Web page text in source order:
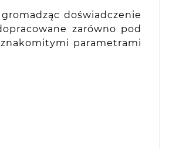
doświadczenie
zarówno pod
parametrami